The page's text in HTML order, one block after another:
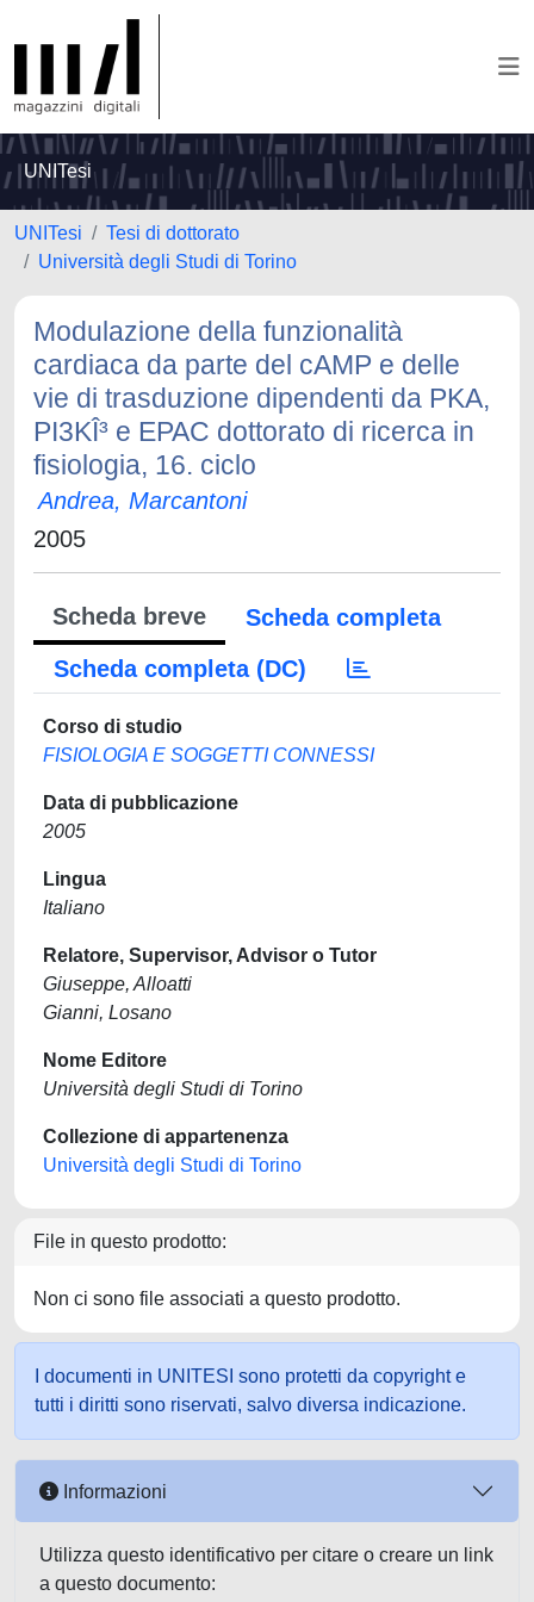
UNITesi
UNITesi
Tesi di dottorato
Università degli Studi di Torino
Modulazione della funzionalità
cardiaca da parte del cAMP e delle
vie di trasduzione dipendenti da PKA,
PI3KÎ³ e EPAC dottorato di ricerca in
fisiologia, 16. ciclo
Andrea, Marcantoni
2005
Scheda breve
Scheda completa
Scheda completa (DC)
Corso di studio
FISIOLOGIA E SOGGETTI CONNESSI
Data di pubblicazione
2005
Lingua
Italiano
Relatore, Supervisor, Advisor o Tutor
Giuseppe, Alloatti
Gianni, Losano
Nome Editore
Università degli Studi di Torino
Collezione di appartenenza
Università degli Studi di Torino
File in questo prodotto:
Non ci sono file associati a questo prodotto.
I documenti in UNITESI sono protetti da copyright e
tutti i diritti sono riservati, salvo diversa indicazione.
Informazioni
Utilizza questo identificativo per citare o creare un link
a questo documento: